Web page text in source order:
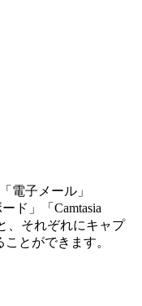
電子メール」
ド」「Camtasia
、それぞれにキャプ
とができます。